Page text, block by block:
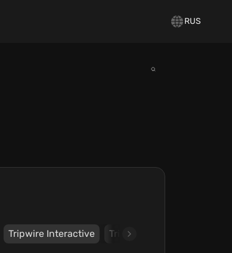
RUS
Tripwire Interactive Tripwire Interactive